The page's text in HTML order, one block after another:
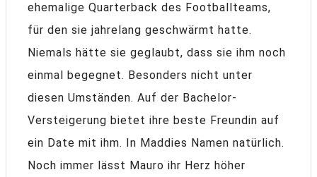
ehemalige Quarterback des Footballteams,
für den sie jahrelang geschwärmt hatte.
Niemals hätte sie geglaubt, dass sie ihm noch
einmal begegnet. Besonders nicht unter
diesen Umständen. Auf der Bachelor-
Versteigerung bietet ihre beste Freundin auf
ein Date mit ihm. In Maddies Namen natürlich.
Noch immer lässt Mauro ihr Herz höher